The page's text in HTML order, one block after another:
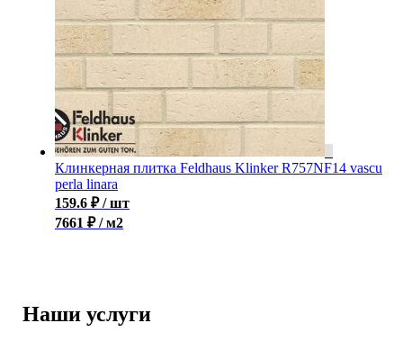
Клинкерная плитка Feldhaus Klinker R757NF14 vascu
perla linara
159.6 ₽ / шт
7661 ₽ / м2
Наши услуги